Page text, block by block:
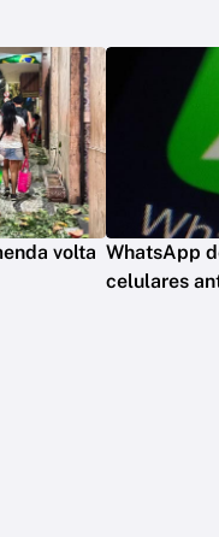
volta WhatsApp
celulares